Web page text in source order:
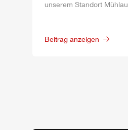
unserem Standort Mühlau
Beitrag anzeigen